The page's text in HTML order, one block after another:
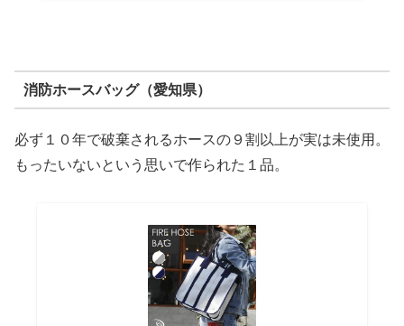
消防ホースバッグ（愛知県）
必ず１０年で破棄されるホースの９割以上が実は未使用。
もったいないという思いで作られた１品。